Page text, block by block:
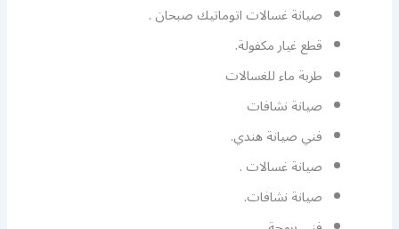
صيانة غسالات اتوماتيك صبحان .
قطع غيار مكفولة.
طربة ماء للغسالات
صيانة نشافات
فني صيانة هندي.
صيانة غسالات .
صيانة نشافات.